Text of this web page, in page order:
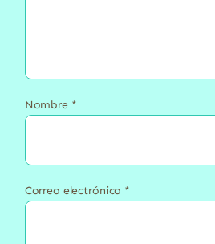
Nombre *
Correo electrónico *